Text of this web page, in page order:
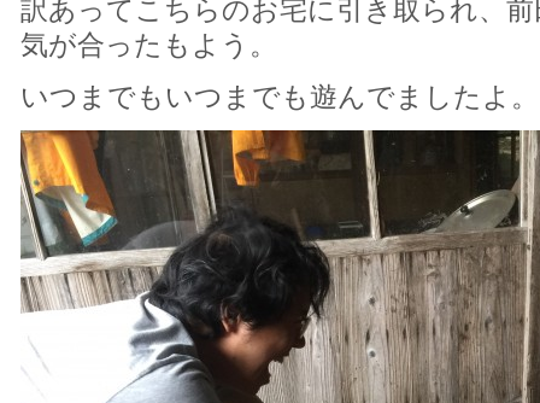
訳あってこちらのお宅に引き取られ、
気が合ったもよう。
いつまでもいつまでも遊んでましたよ。